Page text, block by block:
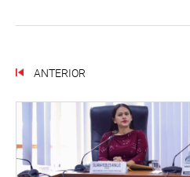
ANTERIOR